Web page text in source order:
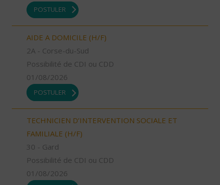
POSTULER
AIDE A DOMICILE (H/F)
2A - Corse-du-Sud
Possibilité de CDI ou CDD
01/08/2026
POSTULER
TECHNICIEN D’INTERVENTION SOCIALE ET
FAMILIALE (H/F)
30 - Gard
Possibilité de CDI ou CDD
01/08/2026